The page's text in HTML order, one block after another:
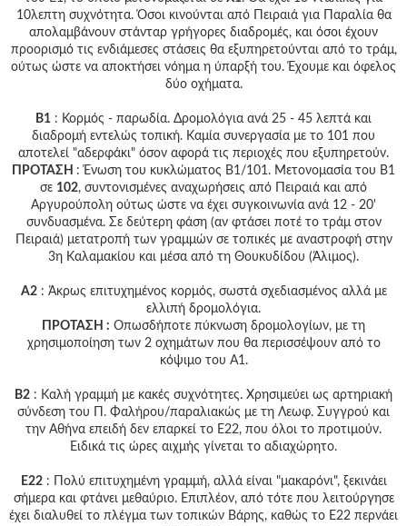
10λεπτη συχνότητα. Όσοι κινούνται από Πειραιά για Παραλία θα
απολαμβάνουν στάνταρ γρήγορες διαδρομές, και όσοι έχουν
προορισμό τις ενδιάμεσες στάσεις θα εξυπηρετούνται από το τράμ,
ούτως ώστε να αποκτήσει νόημα η ύπαρξή του. Έχουμε και όφελος
δύο οχήματα.
Β1 : Κορμός - παρωδία. Δρομολόγια ανά 25 - 45 λεπτά και
διαδρομή εντελώς τοπική. Καμία συνεργασία με το 101 που
αποτελεί "αδερφάκι" όσον αφορά τις περιοχές που εξυπηρετούν.
ΠΡΟΤΑΣΗ : Ένωση του κυκλώματος Β1/101. Μετονομασία του Β1
σε 102, συντονισμένες αναχωρήσεις από Πειραιά και από
Αργυρούπολη ούτως ώστε να έχει συγκοινωνία ανά 12 - 20'
συνδυασμένα. Σε δεύτερη φάση (αν φτάσει ποτέ το τράμ στον
Πειραιά) μετατροπή των γραμμών σε τοπικές με αναστροφή στην
3η Καλαμακίου και μέσα από τη Θουκυδίδου (Άλιμος).
Α2: Άκρως επιτυχημένος κορμός, σωστά σχεδιασμένος αλλά με
ελλιπή δρομολόγια.
ΠΡΟΤΑΣΗ : Οπωσδήποτε πύκνωση δρομολογίων, με τη
χρησιμοποίηση των 2 οχημάτων που θα περισσέψουν από το
κόψιμο του Α1.
Β2 : Καλή γραμμή με κακές συχνότητες. Χρησιμεύει ως αρτηριακή
σύνδεση του Π. Φαλήρου/παραλιακώς με τη Λεωφ. Συγγρού και
την Αθήνα επειδή δεν επαρκεί το Ε22, που όλοι το προτιμούν.
Ειδικά τις ώρες αιχμής γίνεται το αδιαχώρητο.
Ε22: Πολύ επιτυχημένη γραμμή, αλλά είναι "μακαρόνι", ξεκινάει
σήμερα και φτάνει μεθαύριο. Επιπλέον, από τότε που λειτούργησε
έχει διαλυθεί το πλέγμα των τοπικών Βάρης, καθώς το Ε22 περνάει